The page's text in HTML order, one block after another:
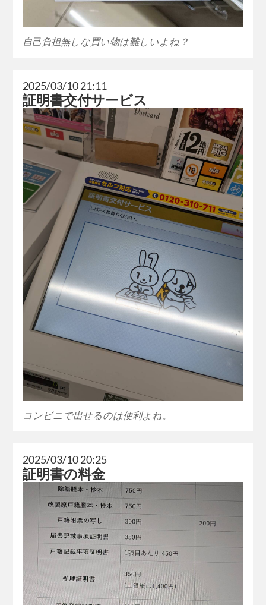
自己負担無しな買い物は難しいよね？
2025/03/10 21:11
証明書交付サービス
コンビニで出せるのは便利よね。
2025/03/10 20:25
証明書の料金